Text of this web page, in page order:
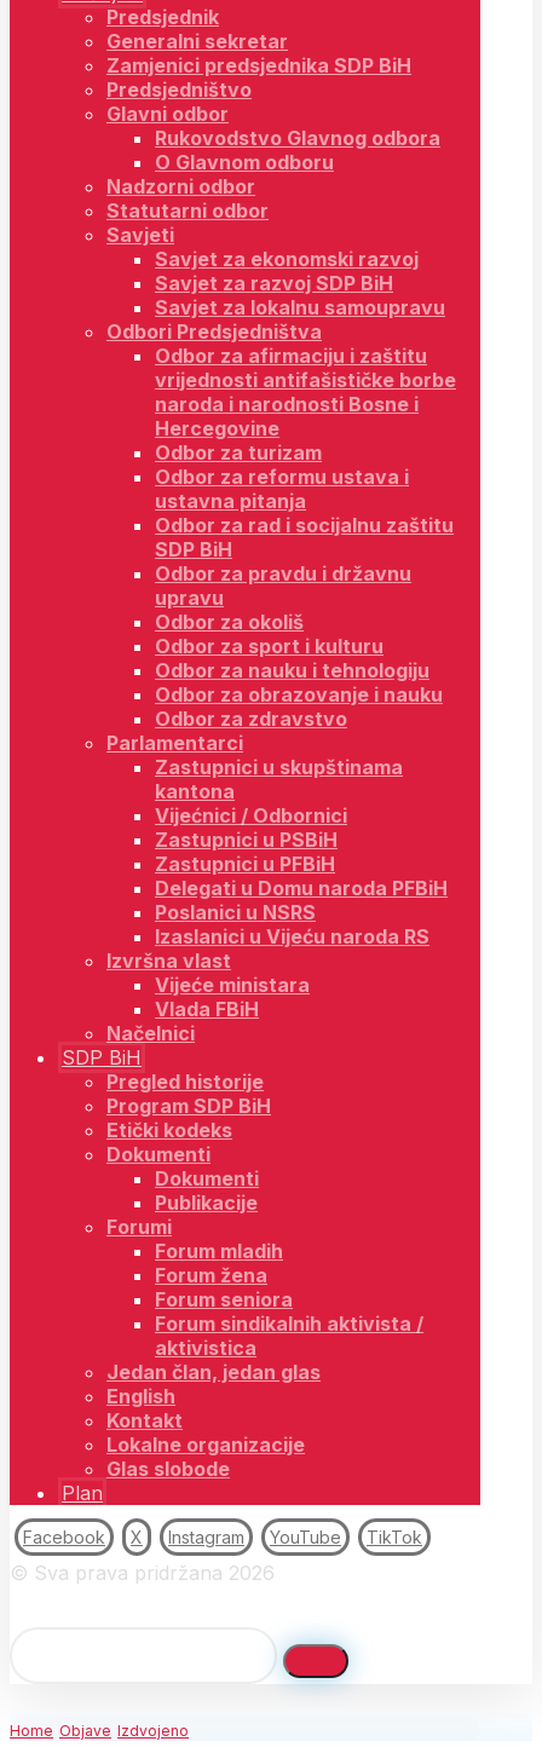
Predsjednik
Generalni sekretar
Zamjenici predsjednika SDP BiH
Predsjedništvo
Glavni odbor
Rukovodstvo Glavnog odbora
O Glavnom odboru
Nadzorni odbor
Statutarni odbor
Savjeti
Savjet za ekonomski razvoj
Savjet za razvoj SDP BiH
Savjet za lokalnu samoupravu
Odbori Predsjedništva
Odbor za afirmaciju i zaštitu
vrijednosti antifašističke borbe
naroda i narodnosti Bosne i
Hercegovine
Odbor za turizam
Odbor za reformu ustava i
ustavna pitanja
Odbor za rad i socijalnu zaštitu
SDP BiH
Odbor za pravdu i državnu
upravu
Odbor za okoliš
Odbor za sport i kulturu
Odbor za nauku i tehnologiju
Odbor za obrazovanje i nauku
Odbor za zdravstvo
Parlamentarci
Zastupnici u skupštinama
kantona
Vijećnici / Odbornici
Zastupnici u PSBiH
Zastupnici u PFBiH
Delegati u Domu naroda PFBiH
Poslanici u NSRS
Izaslanici u Vijeću naroda RS
Izvršna vlast
Vijeće ministara
Vlada FBiH
Načelnici
SDP BiH
Pregled historije
Program SDP BiH
Etički kodeks
Dokumenti
Dokumenti
Publikacije
Forumi
Forum mladih
Forum žena
Forum seniora
Forum sindikalnih aktivista /
aktivistica
Jedan član, jedan glas
English
Kontakt
Lokalne organizacije
Glas slobode
Plan
Facebook X Instagram YouTube TikTok
© Sva prava pridržana 2026
Home Objave Izdvojeno